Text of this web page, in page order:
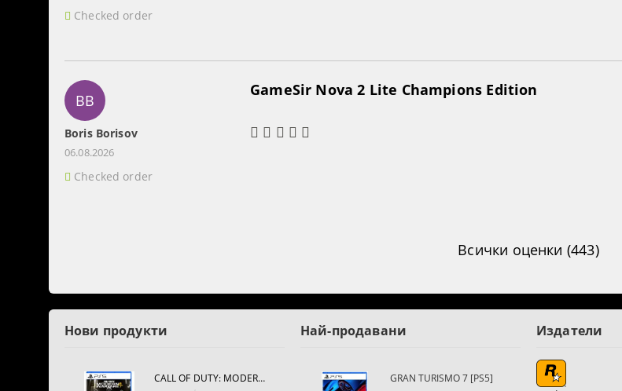
Checked order
BB
Boris Borisov
06.08.2026
Checked order
GameSir Nova 2 Lite Champions Edition
Всички оценки (443)
Нови продукти
CALL OF DUTY: MODERN WARFARE 4[PS5]
Най-продавани
GRAN TURISMO 7 [PS5]
Издатели